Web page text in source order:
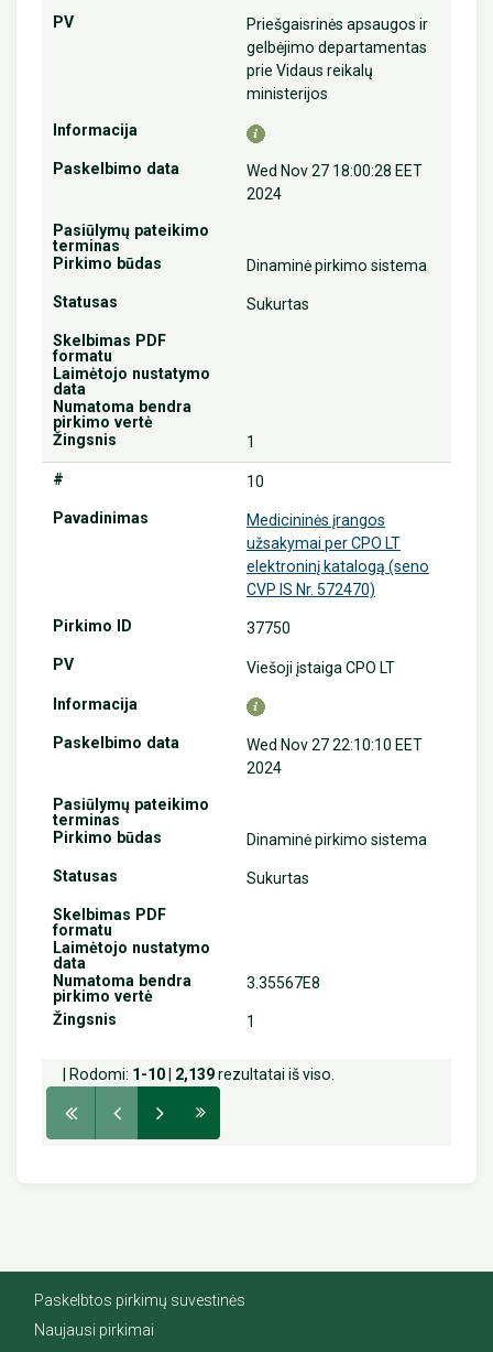
Priešgaisrinės apsaugos ir
gelbėjimo departamentas
prie Vidaus reikalų
ministerijos
Wed Nov 27 18:00:28 EET
2024
Dinaminė pirkimo sistema
Sukurtas
1
10
Medicininės įrangos
užsakymai per CPO LT
elektroninį katalogą (seno
CVP IS Nr. 572470)
37750
Viešoji įstaiga CPO LT
Wed Nov 27 22:10:10 EET
2024
Dinaminė pirkimo sistema
Sukurtas
3.35567E8
1
| Rodomi: 1-10 2,139rezultatai iš viso.
Paskelbtos pirkimų suvestinės
Naujausi pirkimai